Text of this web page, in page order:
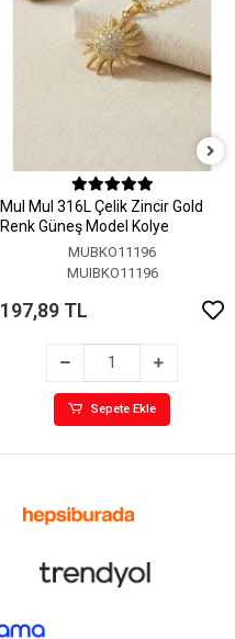
MuI MuI 316L Çelik Zincir Gold
Renk Güneş Model Kolye
MUBKO11196
MUIBKO11196
197,89 TL
Sepete Ekle